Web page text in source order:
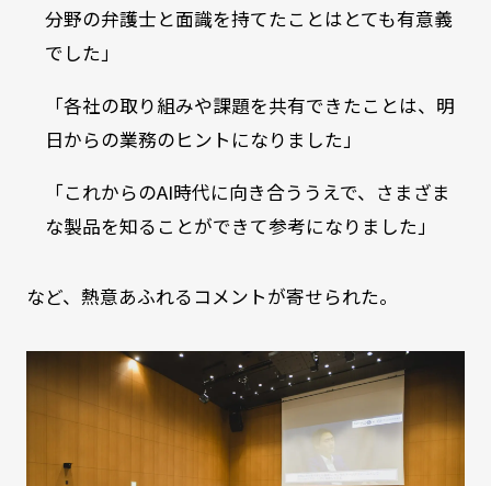
分野の弁護士と面識を持てたことはとても有意義
でした」
「各社の取り組みや課題を共有できたことは、明
日からの業務のヒントになりました」
「これからのAI時代に向き合ううえで、さまざま
な製品を知ることができて参考になりました」
など、熱意あふれるコメントが寄せられた。